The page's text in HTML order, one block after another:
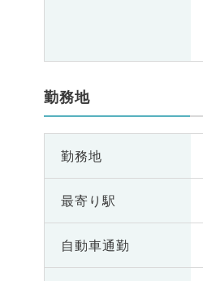
勤務地
勤務地
最寄り駅
自動車通勤